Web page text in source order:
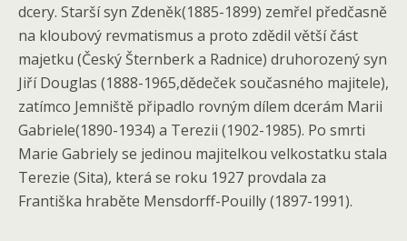
dcery. Starší syn Zdeněk(1885-1899) zemřel předčasně
na kloubový revmatismus a proto zdědil větší část
majetku (Český Šternberk a Radnice) druhorozený syn
Jiří Douglas (1888-1965,dědeček současného majitele),
zatímco Jemniště připadlo rovným dílem dcerám Marii
Gabriele(1890-1934) a Terezii (1902-1985). Po smrti
Marie Gabriely se jedinou majitelkou velkostatku stala
Terezie (Sita), která se roku 1927 provdala za
Františka hraběte Mensdorff-Pouilly (1897-1991).